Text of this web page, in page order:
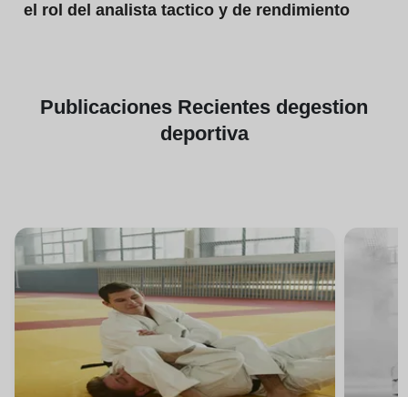
el rol del analista tactico y de rendimiento
Publicaciones Recientes degestion
deportiva